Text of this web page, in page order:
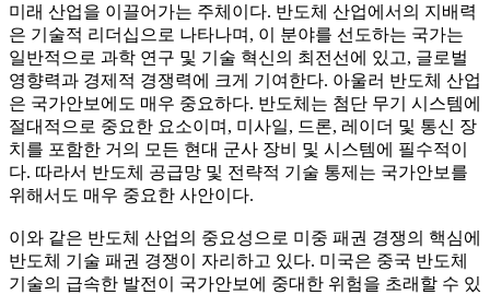
미래 산업을 이끌어가는 주체이다. 반도체 산업에서의 지배력
은 기술적 리더십으로 나타나며, 이 분야를 선도하는 국가는
일반적으로 과학 연구 및 기술 혁신의 최전선에 있고, 글로벌
영향력과 경제적 경쟁력에 크게 기여한다. 아울러 반도체 산업
은 국가안보에도 매우 중요하다. 반도체는 첨단 무기 시스템에
절대적으로 중요한 요소이며, 미사일, 드론, 레이더 및 통신 장
치를 포함한 거의 모든 현대 군사 장비 및 시스템에 필수적이
다. 따라서 반도체 공급망 및 전략적 기술 통제는 국가안보를
위해서도 매우 중요한 사안이다.
이와 같은 반도체 산업의 중요성으로 미중 패권 경쟁의 핵심에
반도체 기술 패권 경쟁이 자리하고 있다. 미국은 중국 반도체
기술의 급속한 발전이 국가안보에 중대한 위험을 초래할 수 있